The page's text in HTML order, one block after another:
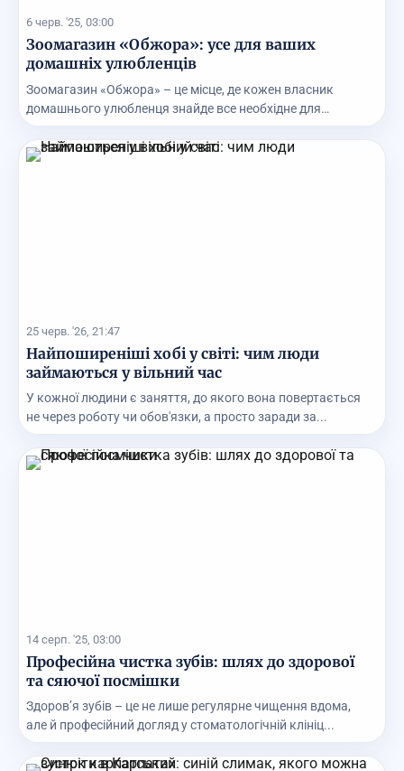
6 черв. '25, 03:00
Зоомагазин «Обжора»: усе для ваших
домашніх улюбленців
Зоомагазин «Обжора» – це місце, де кожен власник
домашнього улюбленця знайде все необхідне для
25 черв. '26, 21:47
Найпоширеніші хобі у світі: чим люди
займаються у вільний час
У кожної людини є заняття, до якого вона повертається
не через роботу чи обов'язки, а просто заради за...
14 серп. '25, 03:00
Професійна чистка зубів: шлях до здорової
та сяючої посмішки
Здоров’я зубів – це не лише регулярне чищення вдома,
але й професійний догляд у стоматологічній клініц...